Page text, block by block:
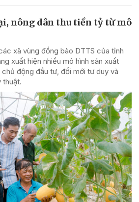
nông dân thu tiền tỷ từ mô
xã vùng đồng bào DTTS của tỉnh
xuất hiện nhiều mô hình sản xuất
động đầu tư, đổi mới tư duy và
thuật.